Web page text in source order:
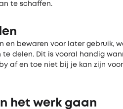
te schaffen.
en bewaren voor later gebruik,
delen. Dit is vooral handig
af en toe niet bij je kan zijn
het werk gaan